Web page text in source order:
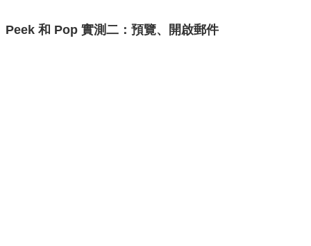
Peek 和 Pop 實測二：預覽、開啟郵件